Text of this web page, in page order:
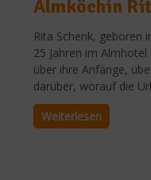
Almköchin
Rita Schenk, geboren
25 Jahren im
über ihre Anfänge,
darüber, worauf die
Weiterlesen